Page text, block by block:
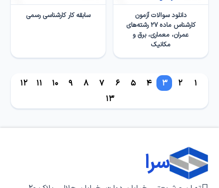
دانلود سوالات آزمون
کارشناس ماده ۲۷ رشته‌های
عمران، معماری، برق و
مکانیک
سابقه کار کارشناسی رسمی
1
2
3
4
5
6
7
8
9
10
11
12
13
سرا